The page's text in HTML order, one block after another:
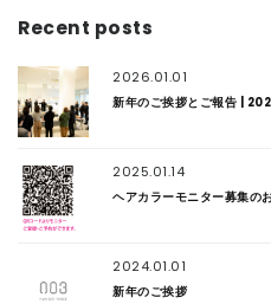
Recent posts
2026.01.01
新年のご挨拶とご報告 |
2025.01.14
ヘアカラーモニター募集の
2024.01.01
新年のご挨拶